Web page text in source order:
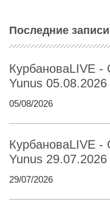
Последние записи
КурбановаLIVE -
Yunus 05.08.2026
05/08/2026
КурбановаLIVE -
Yunus 29.07.2026
29/07/2026